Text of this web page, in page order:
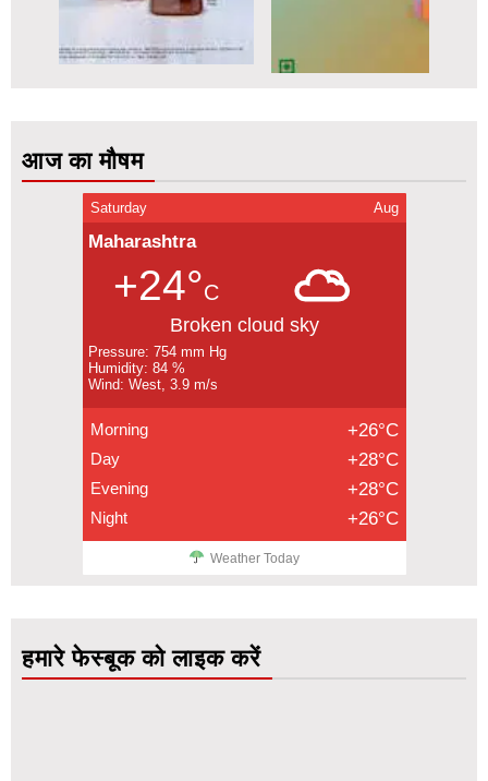
आज का मौषम
Saturday Aug
Maharashtra
+24°C
Broken cloud sky
Pressure: 754 mm Hg
Humidity: 84 %
Wind: West, 3.9 m/s
Morning +26°C
Day +28°C
Evening +28°C
Night +26°C
Weather Today
हमारे फेस्बूक को लाइक करें